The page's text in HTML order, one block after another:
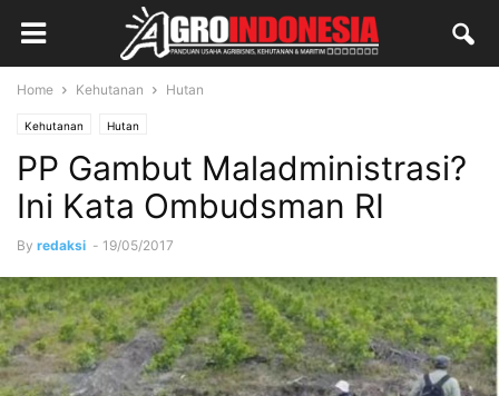
Home Kehutanan Hutan
Kehutanan Hutan
PP Gambut Maladministrasi?
Ini Kata Ombudsman RI
By redaksi - 19/05/2017